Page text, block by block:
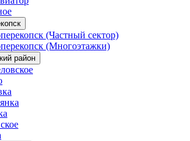
(Частный сектор)
(Многоэтажки)
район